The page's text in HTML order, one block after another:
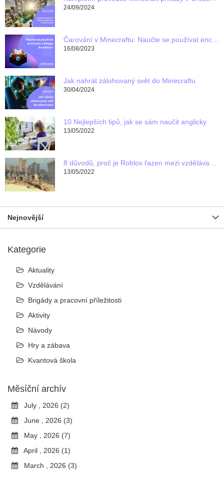
24/09/2024
Čarování v Minecraftu: Naučte se používat enchanty s Bridge Academy!
16/08/2023
Jak nahrát zálohovaný svět do Minecraftu
30/04/2024
10 Nejlepších tipů, jak se sám naučit anglicky
13/05/2022
8 důvodů, proč je Roblox řazen mezi vzdělávací programy pro děti
13/05/2022
Nejnovější
Kategorie
Aktuality
Vzdělávání
Brigády a pracovní příležitosti
Aktivity
Návody
Hry a zábava
Kvantová škola
Měsíční archív
July , 2026 (2)
June , 2026 (3)
May , 2026 (7)
April , 2026 (1)
March , 2026 (3)